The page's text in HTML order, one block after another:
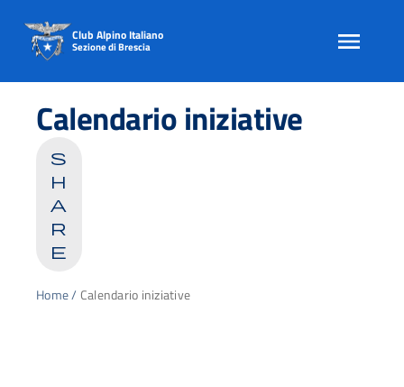
content
Club Alpino Italiano
Sezione di Brescia
Calendario iniziative
s
h
a
r
e
Home/ Calendario iniziative